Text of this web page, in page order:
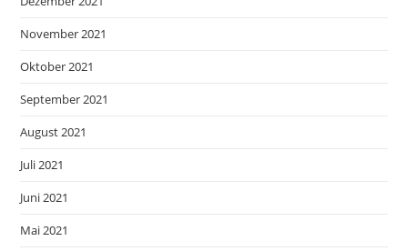
November 2021
Oktober 2021
September 2021
August 2021
Juli 2021
Juni 2021
Mai 2021